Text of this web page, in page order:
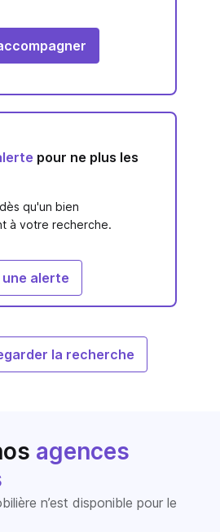
pour ne plus les
qu'un bien
à votre recherche.
alerte
la recherche
agences
n’est disponible pour le